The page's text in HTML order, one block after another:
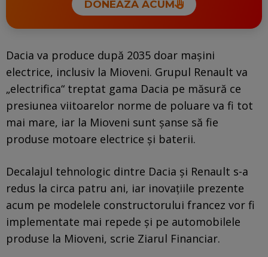
DONEAZĂ ACUM
Dacia va produce după 2035 doar maşini
electrice, inclusiv la Mioveni. Grupul Renault va
„electrifica“ treptat gama Dacia pe măsură ce
presiunea viitoarelor norme de poluare va fi tot
mai mare, iar la Mioveni sunt şanse să fie
produse motoare electrice şi baterii.
Decalajul tehnologic dintre Dacia şi Renault s-a
redus la circa patru ani, iar inovaţiile prezente
acum pe modelele constructorului francez vor fi
implementate mai repede şi pe automobilele
produse la Mioveni, scrie Ziarul Financiar.